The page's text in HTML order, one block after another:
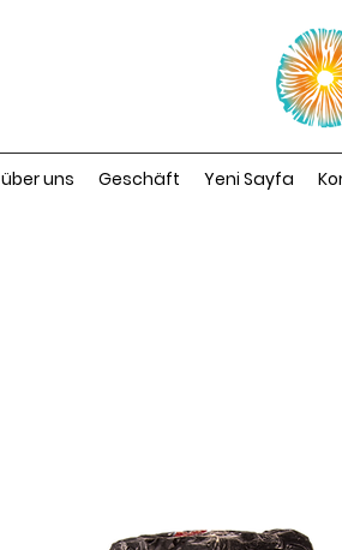
über uns Geschäft Yeni Sayfa